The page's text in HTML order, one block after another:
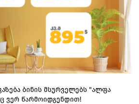
ბინის მსურველებს "ალფა
ვერ წარმოიდგენდით!